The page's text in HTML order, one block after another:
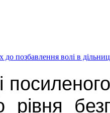
позбавлення волі в
рівня